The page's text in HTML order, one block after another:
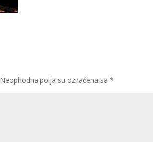
Neophodna polja su označena sa*